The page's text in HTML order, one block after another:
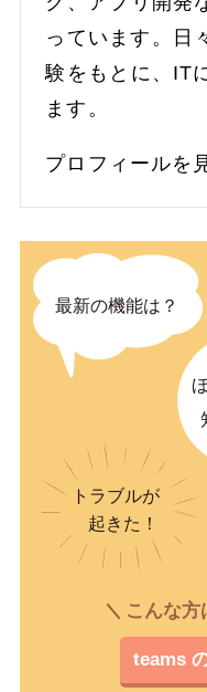
っています。日
験をもとに、IT
ます。
プロフィールを
こんな方
teams